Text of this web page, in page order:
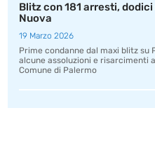
Blitz con 181 arresti,
Nuova
19 Marzo 2026
Prime condanne dal maxi blitz su
alcune assoluzioni e risarcimenti
Comune di Palermo